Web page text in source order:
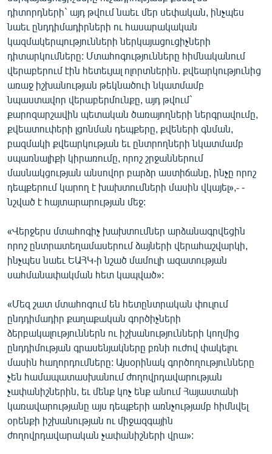
դիտորդների` այդ թվում նաեւ մեր սեփական, ինչպես
նաեւ ընդդիմադիրների ու հասարակական
կազմակերպությունների ներկայացուցիչների
դիտարկումները: Մտահոգությունները հիմնականում
վերաբերում էին հետեւյալ ոլորտներին. քվեարկությունից
առաջ իշխանության թեկնածուի նկատմամբ
նպաստավոր վերաբերմունքը, այդ թվում`
քարոզարշավին պետական ծառայողների ներգրավումը,
քվեատուփերի լցոնման դեպքերը, քվեների գնման,
բազմակի քվեարկության եւ ընտրողների նկատմամբ
սպառնալիքի կիրառումը, որոշ շրջաններում
մասնակցության անսովոր բարձր աստիճանը, ինչը որոշ
դեպքերում կարող է խախտումների մասին վկայել»,֊ -
նշված է հայտարարության մեջ:
«Վերջերս մտահոգիչ խախտումներ արձանագրվեցին
որոշ ընտրատեղամասերում ձայների վերահաշվարկի,
ինչպես նաեւ ԵԱՀԿ-ի նշած մամուլի ազատության
սահմանափակման հետ կապված»:
«Մեզ շատ մտահոգում են հետընտրական փուլում
ընդդիմադիր քաղաքական գործիչների
ձերբակալություններն ու իշխանությունների կողմից
ընդդիմության գրասենյակները բռնի ուժով փակելու
մասին հաղորդումները: Այսօրինակ գործողությունները
չեն համապատասխանում ժողովրդավարության
չափանիշներին, եւ մենք կոչ ենք անում Հայաստանի
կառավարությանը այս դեպքերի առնչությամբ հիմնվել
օրենքի իշխանության ու միջազգային
ժողովրդավարական չափանիշների վրա»: